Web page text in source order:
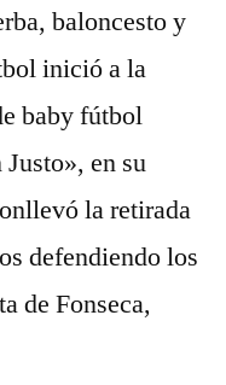
baloncesto y
inició a la
baby fútbol
en su
la retirada
defendiendo los
de Fonseca,